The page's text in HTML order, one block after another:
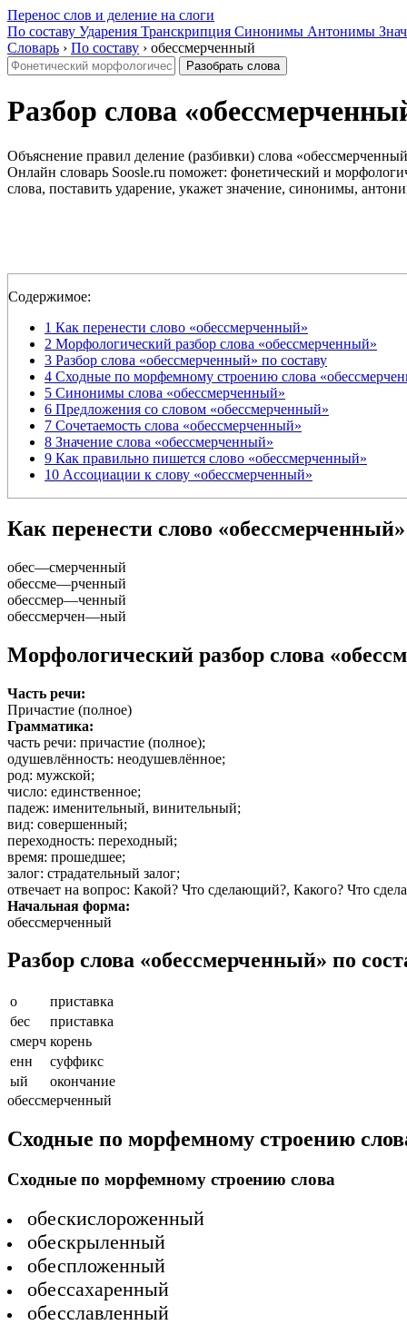
Перенос слов и деление на слоги
По составу Ударения Транскрипция Синонимы Антонимы
Словарь › По составу › обессмерченный
Разобрать слова
Разбор слова
Объяснение правил деление (разбивки) слова
Онлайн словарь Soosle.ru поможет: фонетический и
слова, поставить ударение, укажет значение, синонимы,
Содержимое:
1 Как перенести слово «обессмерченный»
2 Морфологический разбор слова «обессмерченный»
3 Разбор слова «обессмерченный» по составу
4 Сходные по морфемному строению слова
5 Синонимы слова «обессмерченный»
6 Предложения со словом «обессмерченный»
7 Сочетаемость слова «обессмерченный»
8 Значение слова «обессмерченный»
9 Как правильно пишется слово «обессмерченный»
10 Ассоциации к слову «обессмерченный»
Как перенести слово «обессмерченный»
обес—смерченный
обессме—рченный
обессмер—ченный
обессмерчен—ный
Морфологический разбор слова
Часть речи:
Причастие (полное)
Грамматика:
часть речи: причастие (полное);
одушевлённость: неодушевлённое;
род: мужской;
число: единственное;
падеж: именительный, винительный;
вид: совершенный;
переходность: переходный;
время: прошедшее;
залог: страдательный залог;
отвечает на вопрос: Какой? Что сделающий?, Какого? Что
Начальная форма:
обессмерченный
Разбор слова «обессмерченный» по
о
приставка
бес
приставка
смерч корень
енн
суффикс
ый
окончание
обессмерченный
Сходные по морфемному строению
Сходные по морфемному строению слова
обескислороженный
обескрыленный
обеспложенный
обессахаренный
обесславленный